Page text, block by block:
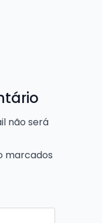
não será
marcados